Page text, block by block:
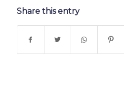
Share this entry